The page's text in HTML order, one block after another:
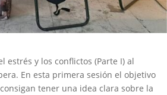
estrés y los conflictos (Parte I) al
En esta primera sesión el objetivo
tener una idea clara sobre la